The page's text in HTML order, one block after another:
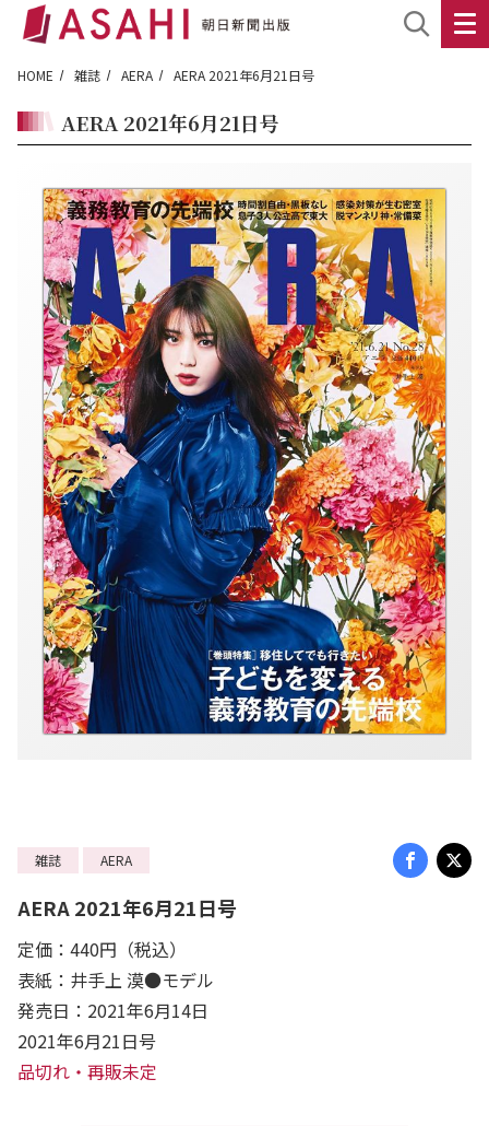
HOME 雑誌 AERA AERA 2021年6月21日号
AERA 2021年6月21日号
雑誌 AERA
AERA 2021年6月21日号
定価：440円（税込）
表紙：井手上 漠●モデル
発売日：2021年6月14日
2021年6月21日号
品切れ・再販未定